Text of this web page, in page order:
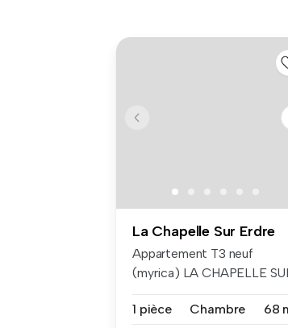
La Chapelle Sur Erdre
Appartement T3 neuf
(myrica) LA CHAPELLE
1 pièce
Chambre 68